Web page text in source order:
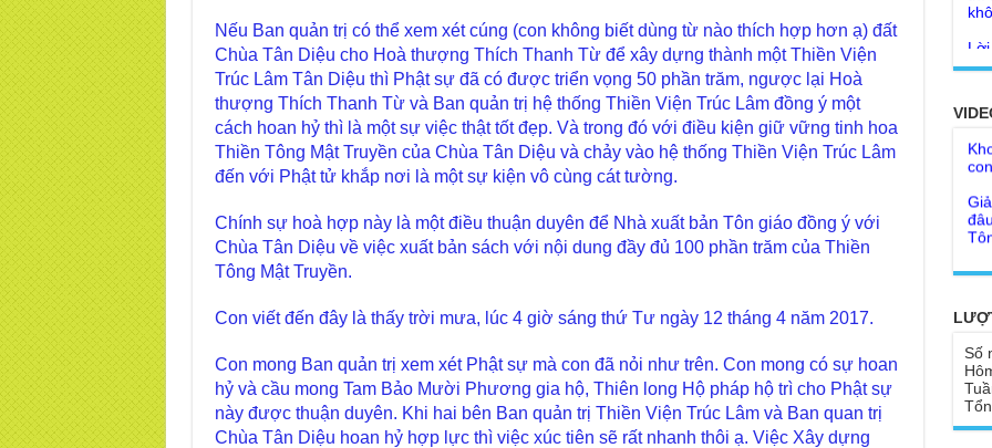
Nếu Ban quản trị có thể xem xét cúng (con không biết dùng từ nào thích hợp hơn ạ) đất
Chùa Tân Diệu cho Hoà thượng Thích Thanh Từ để xây dựng thành một Thiền Viện
Trúc Lâm Tân Diệu thì Phật sự đã có được triển vọng 50 phần trăm, ngược lại Hoà
thượng Thích Thanh Từ và Ban quản trị hệ thống Thiền Viện Trúc Lâm đồng ý một
cách hoan hỷ thì là một sự việc thật tốt đẹp. Và trong đó với điều kiện giữ vững tinh hoa
Thiền Tông Mật Truyền của Chùa Tân Diệu và chảy vào hệ thống Thiền Viện Trúc Lâm
đến với Phật tử khắp nơi là một sự kiện vô cùng cát tường.
Chính sự hoà hợp này là một điều thuận duyên để Nhà xuất bản Tôn giáo đồng ý với
Chùa Tân Diệu về việc xuất bản sách với nội dung đầy đủ 100 phần trăm của Thiền
Tông Mật Truyền.
Con viết đến đây là thấy trời mưa, lúc 4 giờ sáng thứ Tư ngày 12 tháng 4 năm 2017.
Con mong Ban quản trị xem xét Phật sự mà con đã nỏi như trên. Con mong có sự hoan
hỷ và cầu mong Tam Bảo Mười Phương gia hộ, Thiên long Hộ pháp hộ trì cho Phật sự
này được thuận duyên. Khi hai bên Ban quản trị Thiền Viện Trúc Lâm và Ban quan trị
Chùa Tân Diệu hoan hỷ hợp lực thì việc xúc tiên sẽ rất nhanh thôi ạ. Việc Xây dựng
Tổ
Tu
Số